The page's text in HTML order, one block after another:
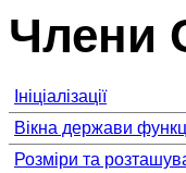
Члени
Ініціалізації
Вікна держави
Розміри та